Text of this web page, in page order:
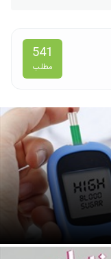
541
مطلب